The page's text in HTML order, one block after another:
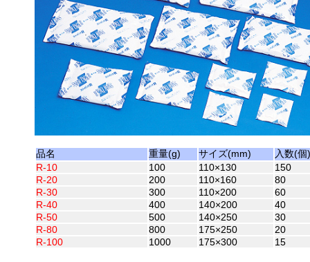
品名 重量(g) サイズ(mm)
入数(個)
R-10
100 110×130
150
R-20
200 110×160
80
R-30
300 110×200
60
R-40
400 140×200
40
R-50
500 140×250
30
R-80
800 175×250
20
R-100
1000 175×300 15